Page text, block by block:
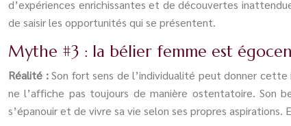
d’expériences enrichissantes et de découvertes
de saisir les opportunités qui se présentent.
Mythe #3 : la bélier femme est
Réalité :Son fort sens de l’individualité peut donner
ne l’affiche pas toujours de manière ostentatoire. Son
s’épanouir et de vivre sa vie selon ses propres